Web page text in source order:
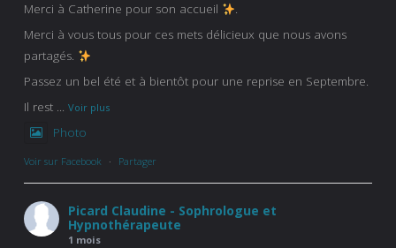
Merci à Catherine pour son accueil
.
Merci à vous tous pour ces mets délicieux que nous avons
partagés.
Passez un bel été et à bientôt pour une reprise en Septembre.
Il rest ... Voir plus
Photo
Voir sur Facebook · Partager
Picard Claudine - Sophrologue et
Hypnothérapeute
1 mois